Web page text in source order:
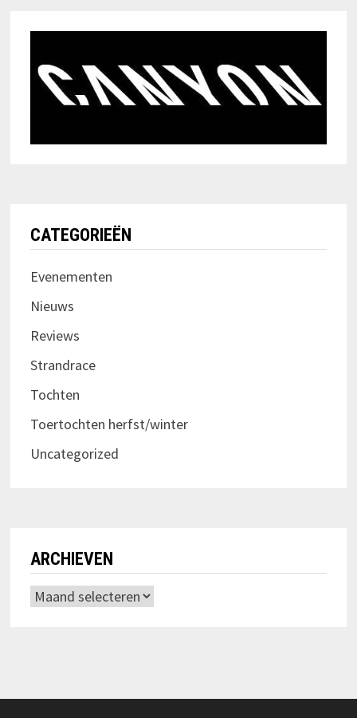
CATEGORIEËN
Evenementen
Nieuws
Reviews
Strandrace
Tochten
Toertochten herfst/winter
Uncategorized
ARCHIEVEN
Archieven